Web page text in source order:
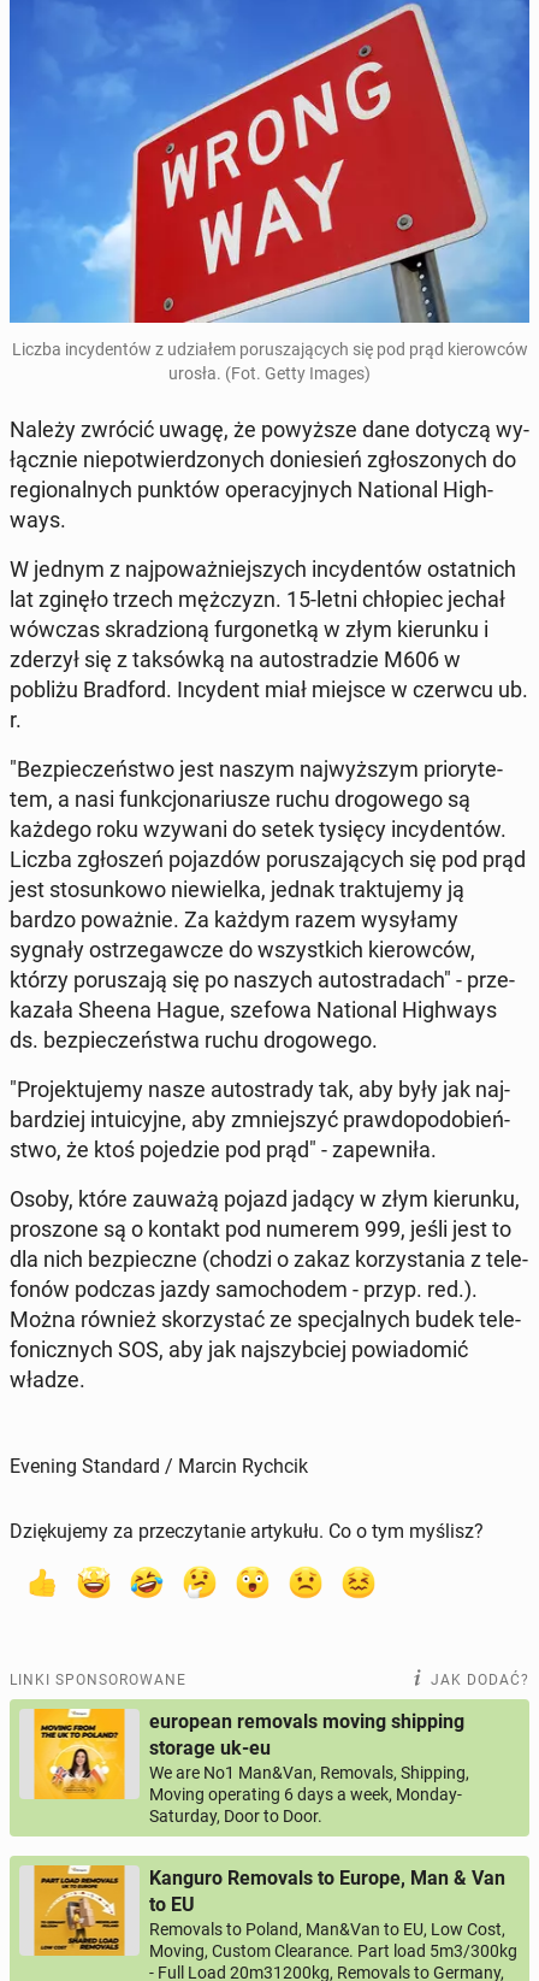
Liczba in­cy­den­tów z udzia­łem po­ru­sza­ją­cych się pod prąd kie­row­ców
urosła. (Fot. Getty Images)
Należy zwrócić uwagę, że po­wyż­sze dane dotyczą wy­
łącz­nie nie­po­twier­dzo­nych do­nie­sień zgło­szo­nych do
re­gio­nal­nych punktów ope­ra­cyj­nych Na­tio­nal Hi­gh­
ways.
W jednym z naj­po­waż­niej­szych in­cy­den­tów ostat­nich
lat zginęło trzech męż­czyzn. 15-letni chło­piec jechał
wówczas skra­dzio­ną fur­go­net­ką w złym kie­run­ku i
zderzył się z tak­sów­ką na au­to­stra­dzie M606 w
pobliżu Brad­ford. In­cy­dent miał miejsce w czerwcu ub.
r.
"Bez­pie­czeń­stwo jest naszym naj­wyż­szym prio­ry­te­
tem, a nasi funk­cjo­na­riu­sze ruchu dro­go­we­go są
każdego roku wzywani do setek tysięcy in­cy­den­tów.
Liczba zgło­szeń po­jaz­dów po­ru­sza­ją­cych się pod prąd
jest sto­sun­ko­wo nie­wiel­ka, jednak trak­tu­je­my ją
bardzo po­waż­nie. Za każdym razem wy­sy­ła­my
sygnały ostrze­gaw­cze do wszyst­kich kie­row­ców,
którzy po­ru­sza­ją się po naszych au­to­stra­dach" - prze­
ka­za­ła Sheena Hague, szefowa Na­tio­nal Hi­gh­ways
ds. bez­pie­czeń­stwa ruchu dro­go­we­go.
"Pro­jek­tu­je­my nasze au­to­stra­dy tak, aby były jak naj­
bar­dziej in­tu­icyj­ne, aby zmniej­szyć praw­do­po­do­bień­
stwo, że ktoś po­je­dzie pod prąd" - za­pew­ni­ła.
Osoby, które zauważą pojazd jadący w złym kie­run­ku,
pro­szo­ne są o kontakt pod numerem 999, jeśli jest to
dla nich bez­piecz­ne (chodzi o zakaz ko­rzy­sta­nia z te­le­
fo­nów podczas jazdy sa­mo­cho­dem - przyp. red.).
Można również sko­rzy­stać ze spe­cjal­nych budek te­le­
fo­nicz­nych SOS, aby jak naj­szyb­ciej po­wia­do­mić
władze.
Evening Standard / Marcin Rychcik
Dziękujemy za przeczytanie artykułu. Co o tym myślisz?
LINKI SPONSOROWANE JAK DODAĆ?
european removals moving shipping
storage uk-eu
We are No1 Man&Van, Removals, Shipping,
Moving operating 6 days a week, Monday-
Saturday, Door to Door.
Kanguro Removals to Europe, Man & Van
to EU
Removals to Poland, Man&Van to EU, Low Cost,
Moving, Custom Clearance. Part load 5m3/300kg
- Full Load 20m31200kg, Removals to Germany,